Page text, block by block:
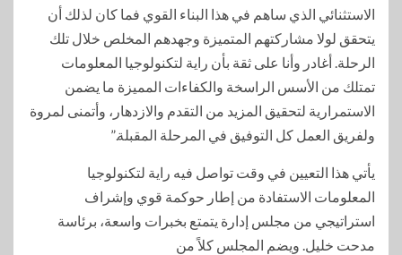
الاستثنائي الذي ساهم في هذا البناء القوي فما كان لذلك أن
يتحقق لولا مشاركتهم المتميزة وجهدهم المخلص خلال تلك
الرحلة. أغادر وأنا على ثقة بأن راية لتكنولوجيا المعلومات
تمتلك من الأسس الراسخة والكفاءات المميزة ما يضمن
الاستمرارية لتحقيق المزيد من التقدم والازدهار، وأتمنى لمروة
ولفريق العمل كل التوفيق في المرحلة المقبلة.”
يأتي هذا التعيين في وقت تواصل فيه راية لتكنولوجيا
المعلومات الاستفادة من إطار حوكمة قوي وإشراف
استراتيجي من مجلس إدارة يتمتع بخبرات واسعة، برئاسة
مدحت خليل. ويضم المجلس كلاً من